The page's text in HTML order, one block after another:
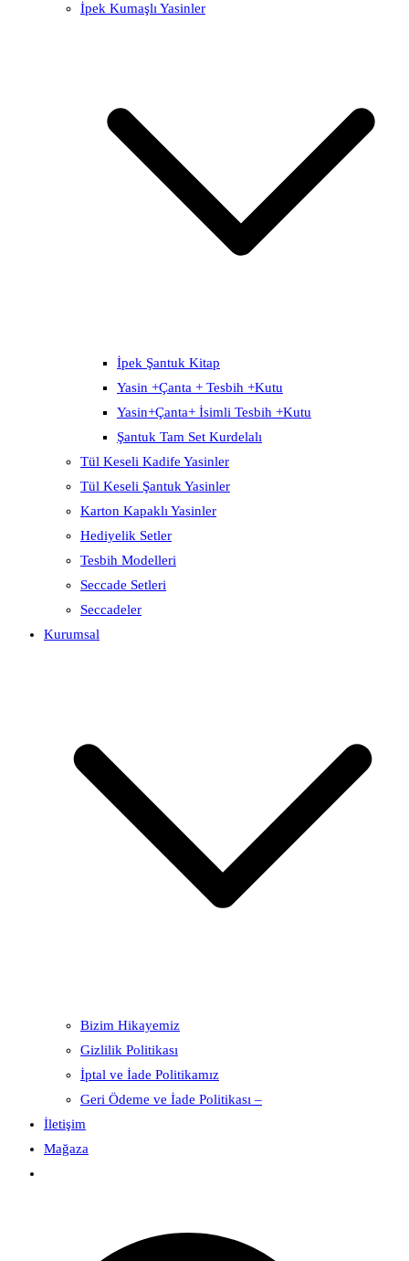
İpek Kumaşlı Yasinler
İpek Şantuk Kitap
Yasin +Çanta + Tesbih +Kutu
Yasin+Çanta+ İsimli Tesbih +Kutu
Şantuk Tam Set Kurdelalı
Tül Keseli Kadife Yasinler
Tül Keseli Şantuk Yasinler
Karton Kapaklı Yasinler
Hediyelik Setler
Tesbih Modelleri
Seccade Setleri
Seccadeler
Kurumsal
Bizim Hikayemiz
Gizlilik Politikası
İptal ve İade Politikamız
Geri Ödeme ve İade Politikası –
İletişim
Mağaza